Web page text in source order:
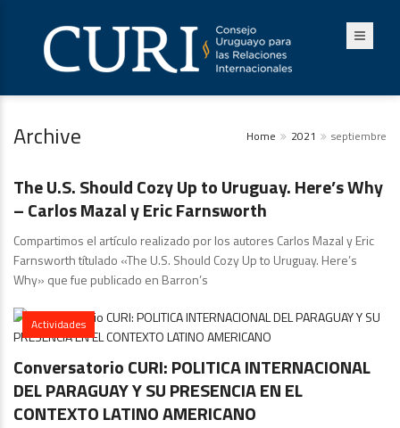
Archive Home 2021 septiembre
Artículos y Comentarios
The U.S. Should Cozy Up to Uruguay. Here’s Why
– Carlos Mazal y Eric Farnsworth
Compartimos el artículo realizado por los autores Carlos Mazal y Eric
Farnsworth títulado «The U.S. Should Cozy Up to Uruguay. Here’s
Why» que fue publicado en Barron’s
Actividades
Conversatorio CURI: POLITICA INTERNACIONAL
DEL PARAGUAY Y SU PRESENCIA EN EL
CONTEXTO LATINO AMERICANO